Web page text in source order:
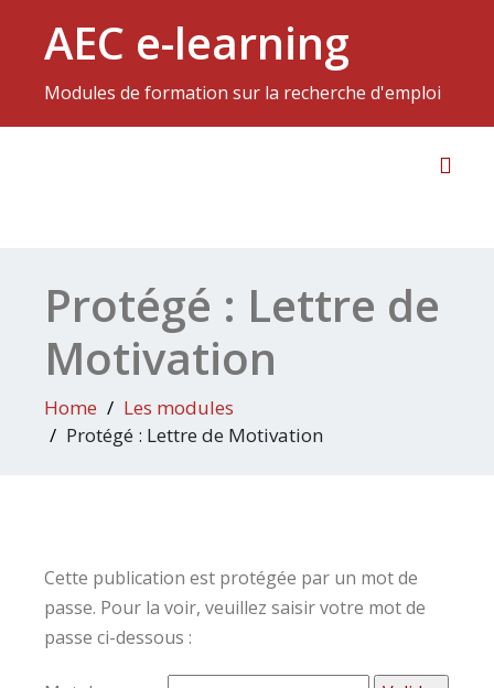
AEC e-learning
Modules de formation sur la recherche d'emploi
Protégé : Lettre de
Motivation
Home
Les modules
Protégé : Lettre de Motivation
Cette publication est protégée par un mot de
passe. Pour la voir, veuillez saisir votre mot de
passe ci-dessous :